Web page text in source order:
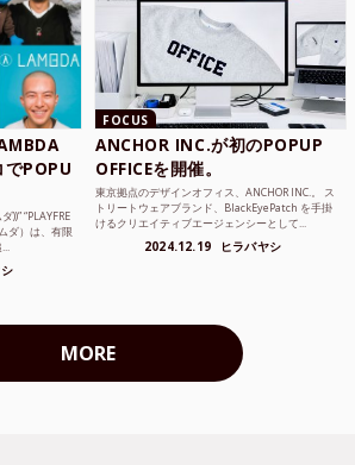
POPU
))” “PLAYFRE
ダ）は、有限
FOCUS
ANCHOR INC.が初のPOPUP
OFFICEを開催。
東京拠点のデザインオフィス、ANCHOR INC.。 ス
トリートウェアブランド、BlackEyePatch を手掛
けるクリエイティブエージェンシーとして...
2024.12.19 ヒラバヤシ
MORE